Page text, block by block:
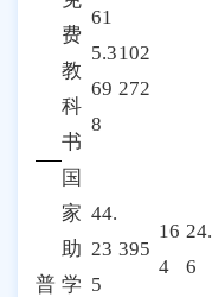
费
教
科
书
61
5.3
69
8
102
272
普
国
家
助
学
44.
23
5
395
16
4
24.
6